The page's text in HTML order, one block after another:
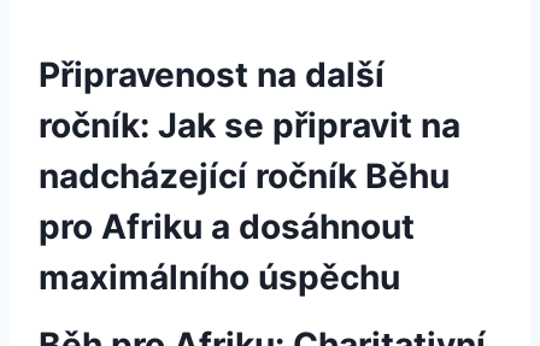
Připravenost na další
ročník: Jak se připravit na
nadcházející ročník Běhu
pro Afriku a dosáhnout
maximálního úspěchu